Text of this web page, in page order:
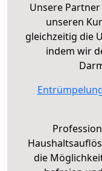
Unsere
unseren
gleichzeitig die
indem wir
die